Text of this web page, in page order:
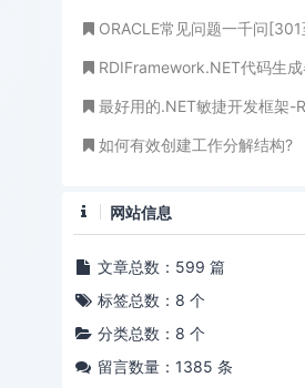
ORACLE常见问题一千问[301至400](不怕学
RDIFramework.NET代码生成器全
最好用的.NET敏捷开发框架-RDIFramework.NET V3.6 Ace
如何有效创建工作分解结构?
网站信息
文章总数：599 篇
标签总数：8 个
分类总数：8 个
留言数量：1385 条